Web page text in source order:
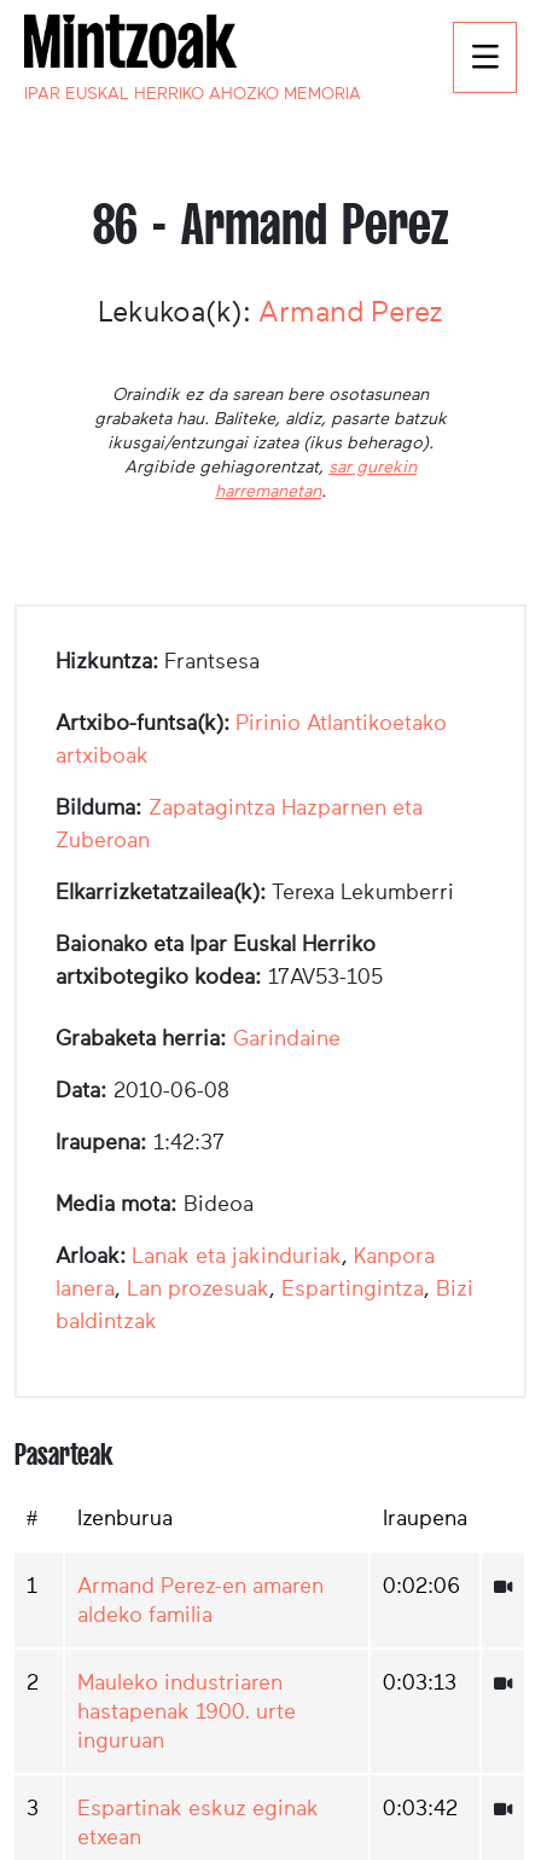
IPAR EUSKAL HERRIKO AHOZKO MEMORIA
86 - Armand Perez
Lekukoa(k): Armand Perez
Oraindik ez da sarean bere osotasunean
grabaketa hau. Baliteke, aldiz, pasarte batzuk
ikusgai/entzungai izatea (ikus beherago).
Argibide gehiagorentzat, sar gurekin
harremanetan.
Hizkuntza: Frantsesa
Artxibo-funtsa(k): Pirinio Atlantikoetako
artxiboak
Bilduma: Zapatagintza Hazparnen eta
Zuberoan
Elkarrizketatzailea(k): Terexa Lekumberri
Baionako eta Ipar Euskal Herriko
artxibotegiko kodea: 17AV53-105
Grabaketa herria: Garindaine
Data: 2010-06-08
Iraupena: 1:42:37
Media mota: Bideoa
Arloak: Lanak eta jakinduriak, Kanpora
lanera, Lan prozesuak, Espartingintza, Bizi
baldintzak
Pasarteak
# Izenburua Iraupena
1
Armand Perez-en amaren
aldeko familia
0:02:06
2
Mauleko industriaren
hastapenak 1900. urte
inguruan
0:03:13
3
Espartinak eskuz eginak
etxean
0:03:42